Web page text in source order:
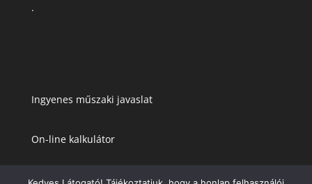
.
Ingyenes műszaki javaslat
On-line kalkulátor